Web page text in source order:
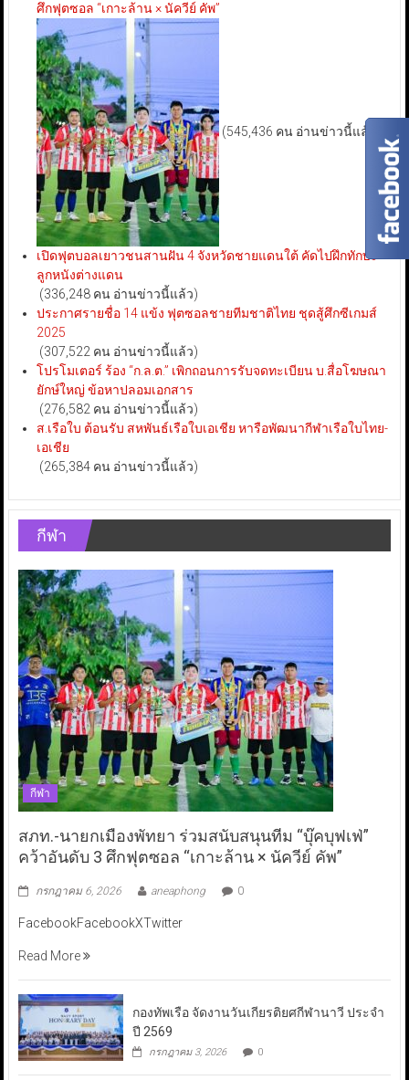
ศึกฟุตซอล “เกาะล้าน × นัควีย์ คัพ”
(545,436 คน อ่านข่าวนี้แล้ว)
เปิดฟุตบอลเยาวชนสานฝัน 4 จังหวัดชายแดนใต้ คัดไปฝึกทักษะ
ลูกหนังต่างแดน
(336,248 คน อ่านข่าวนี้แล้ว)
ประกาศรายชื่อ 14 แข้ง ฟุตซอลชายทีมชาติไทย ชุดสู้ศึกซีเกมส์
2025
(307,522 คน อ่านข่าวนี้แล้ว)
โปรโมเตอร์ ร้อง “ก.ล.ต.” เพิกถอนการรับจดทะเบียน บ.สื่อโฆษณา
ยักษ์ใหญ่ ข้อหาปลอมเอกสาร
(276,582 คน อ่านข่าวนี้แล้ว)
ส.เรือใบ ต้อนรับ สหพันธ์เรือใบเอเชีย หารือพัฒนากีฬาเรือใบไทย-
เอเชีย
(265,384 คน อ่านข่าวนี้แล้ว)
กีฬา
กีฬา
สภท.-นายกเมืองพัทยา ร่วมสนับสนุนทีม “บุ๊คบุฟเฟ่”
คว้าอันดับ 3 ศึกฟุตซอล “เกาะล้าน × นัควีย์ คัพ”
กรกฎาคม 6, 2026 aneaphong 0
FacebookFacebookXTwitter
Read More
กองทัพเรือ จัดงานวันเกียรติยศกีฬานาวี ประจำ
ปี 2569
กรกฎาคม 3, 2026 0